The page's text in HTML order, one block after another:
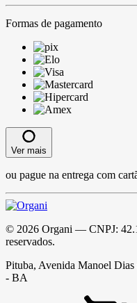
Formas de pagamento
Ver mais
ou pague na entrega com
© 2026 Organi — CNPJ:
reservados.
Pituba, Avenida Manoel
- BA